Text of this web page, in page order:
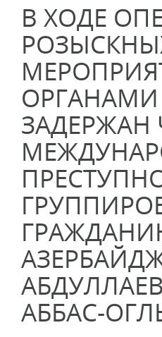
В ХОДЕ
ЗАДЕРЖАН
АББАС-